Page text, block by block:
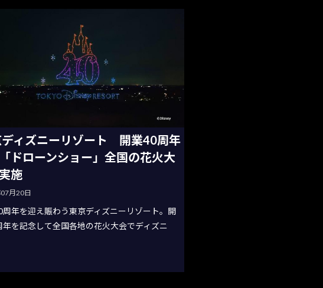
ディズニーリゾート 開業40周年
ドローンショー」全国の花火大
施
月20日
周年を迎え賑わう東京ディズニーリゾート。開
年を記念して全国各地の花火大会でディズニ